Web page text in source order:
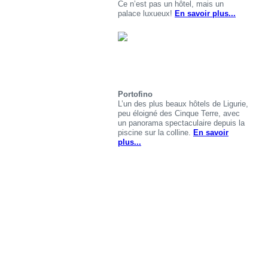
Ce n’est pas un hôtel, mais un
palace luxueux! En savoir plus...
Portofino
L’un des plus beaux hôtels de Ligurie,
peu éloigné des Cinque Terre, avec
un panorama spectaculaire depuis la
piscine sur la colline. En savoir
plus...